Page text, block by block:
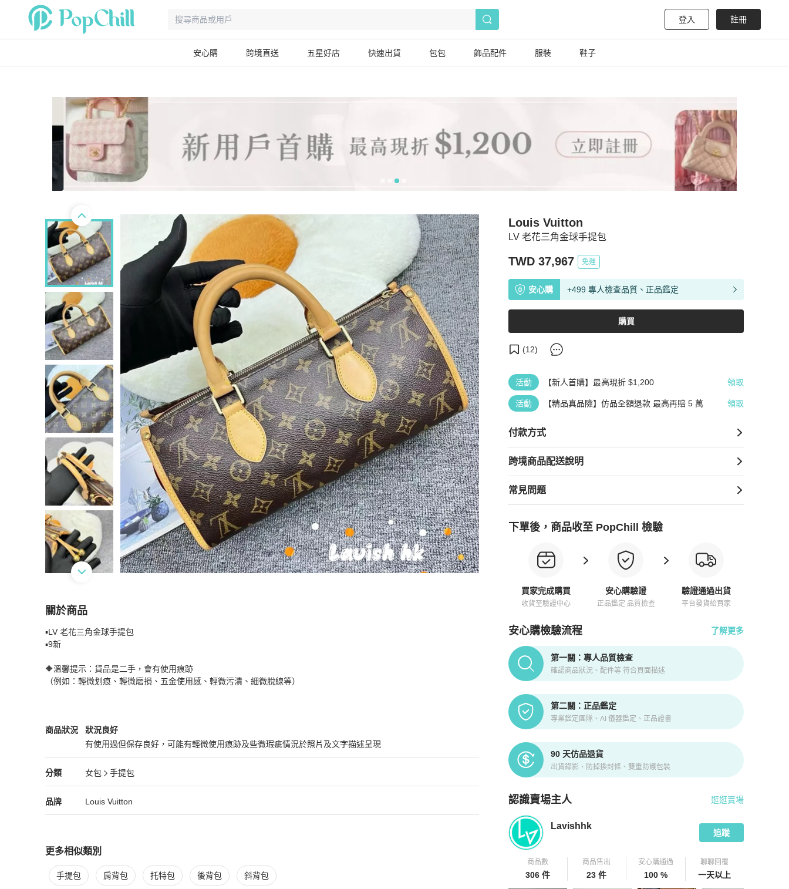
登入 註冊
安心購 跨境直送 五星好店 快速出貨 包包 飾品配件 服裝 鞋子
LV 老花三角金球手提包
Louis Vuitton
TWD 37,967 免運
安心購 +499 專人檢查品質、正品鑑定
購買
(12)
活動 【新人首購】最高現折 $1,200 領取
活動 【精品真品險】仿品全額退款 最高再賠 5 萬 領取
付款方式
跨境商品配送說明
常見問題
下單後，商品收至 PopChill 檢驗
買家完成購買
收貨至驗證中心
安心購驗證
正品鑑定 品質檢查
驗證通過出貨
平台發貨給買家
安心購檢驗流程 了解更多
PopChill拍拍圈正品驗證、安心購檢驗流程介紹
第一關：專人品質檢查
確認商品狀況、配件等 符合頁面描述
第二關：正品鑑定
專業鑑定團隊、AI 儀器鑑定、正品證書
90 天仿品退貨
出貨錄影、防掉換封條、雙重防護包裝
認識賣場主人
PopChill 拍拍圈嚴選賣家
逛逛賣場
Lavishhk
追蹤
商品數
306 件
商品售出
23 件
安心購通過
100 %
聊聊回覆
一天以上
關於商品
關於LV 老花三角金球手提包
▪️LV 老花三角金球手提包
▪️9新
🔶溫馨提示：貨品是二手，會有使用痕跡
（例如：輕微划痕、輕微磨損、五金使用感、輕微污漬、細微脫線等）
商品狀況
Louis Vuitton女包商品狀態與細節
狀況良好
有使用過但保存良好，可能有輕微使用痕跡及些微瑕疵情況於照片及文字描述呈現
狀況良好
分類
Louis Vuitton女包 分類資訊
女包
手提包
女包/手提包推薦
品牌
Louis Vuitton精品女包品牌介紹
Louis Vuitton
Louis Vuitton推薦清單
更多相似類別
更多Louis Vuitton女包 相似商品推薦
手提包 肩背包 托特包 後背包 斜背包